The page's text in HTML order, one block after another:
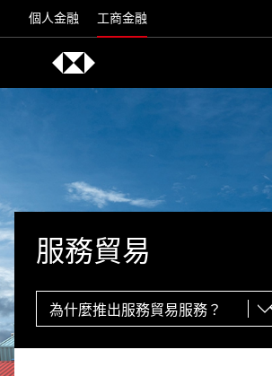
個人金融 工商金融
服務貿易